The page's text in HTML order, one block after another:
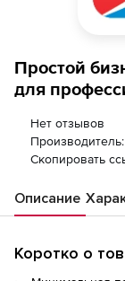
Простой
для
Нет отзывов
Производитель:
Скопировать
Описание
Коротко о